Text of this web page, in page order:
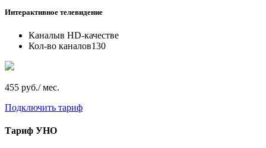
Интерактивное телевидение
Каналыв HD-качестве
Кол-во каналов130
455 руб./ мес.
Подключить тариф
Тариф УНО